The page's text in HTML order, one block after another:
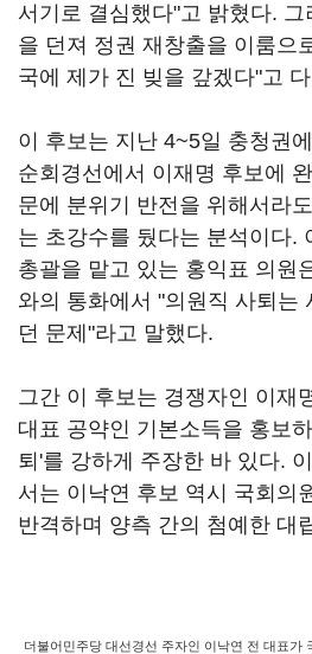
서기로 결심했다"고 밝혔다.
을 던져 정권 재창출을 이룸으
국에 제가 진 빚을 갚겠다"고
이 후보는 지난 4~5일 충청권
순회경선에서 이재명 후보에
문에 분위기 반전을 위해서라
는 초강수를 뒀다는 분석이다.
총괄을 맡고 있는 홍익표 의원
와의 통화에서 "의원직 사퇴는
던 문제"라고 말했다.
그간 이 후보는 경쟁자인 이재
대표 공약인 기본소득을 홍보
퇴'를 강하게 주장한 바 있다.
서는 이낙연 후보 역시 국회의
반격하며 양측 간의 첨예한 대
더불어민주당 대선경선 주자인 이낙연 전 대표가